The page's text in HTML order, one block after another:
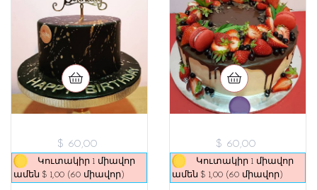
$ 60,00
Կուտակիր 1 միավոր
ամեն $ 1,00 (60 միավոր)
$ 60,00
Կուտակիր 1 միավոր
ամեն $ 1,00 (60 միավոր)